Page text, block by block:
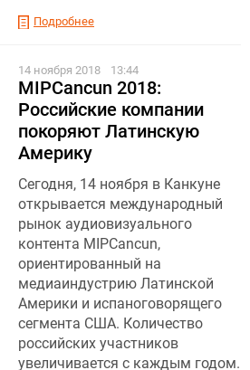
Подробнее
14 ноября 2018 13:44
MIPCancun 2018:
Российские компании
покоряют Латинскую
Америку
Сегодня, 14 ноября в Канкуне
открывается международный
рынок аудиовизуального
контента MIPCancun,
ориентированный на
медиаиндустрию Латинской
Америки и испаноговорящего
сегмента США. Количество
российских участников
увеличивается с каждым годом.